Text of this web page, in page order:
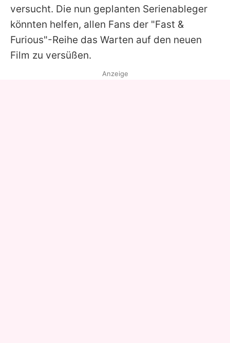
versucht. Die nun geplanten Serienableger
könnten helfen, allen Fans der "Fast &
Furious"-Reihe das Warten auf den neuen
Film zu versüßen.
Anzeige